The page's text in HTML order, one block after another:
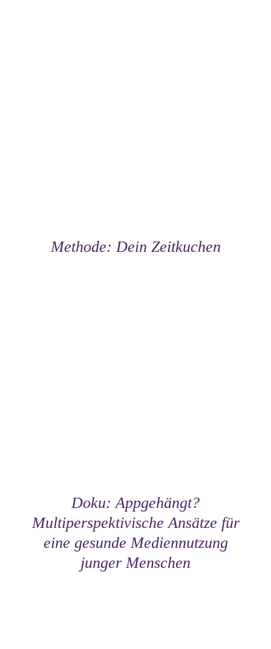
Methode: Dein Zeitkuchen
Doku: Appgehängt?
Multiperspektivische Ansätze für
eine gesunde Mediennutzung
junger Menschen